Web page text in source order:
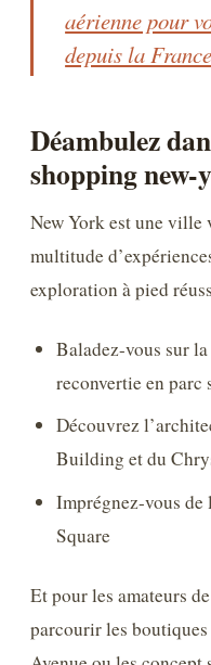
aérienne pour
depuis la
Déambulez
shopping new-
New York est une ville
multitude
exploration à pied
Baladez-vous sur
reconvertie en parc
Découvrez
Building et du
Imprégnez-vous de
Square
Et pour les amateurs
parcourir les